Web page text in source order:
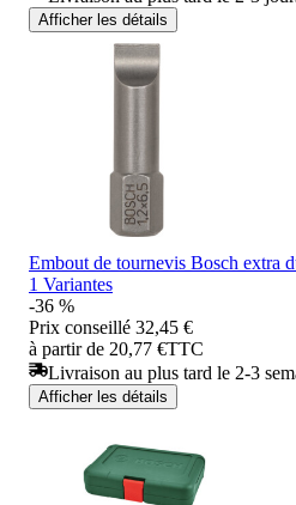
Afficher les détails
Embout de tournevis Bosch extra
1 Variantes
-36 %
Prix conseillé 32,45 €
à partir de 20,77 €TTC
Livraison au plus tard le 2-3
Afficher les détails